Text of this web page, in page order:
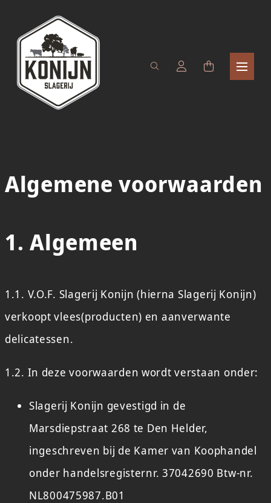
Algemene voorwaarden
1. Algemeen
1.1. V.O.F. Slagerij Konijn (hierna Slagerij Konijn)
verkoopt vlees(producten) en aanverwante
delicatessen.
1.2. In deze voorwaarden wordt verstaan onder:
Slagerij Konijn gevestigd in de
Marsdiepstraat 268 te Den Helder,
ingeschreven bij de Kamer van Koophandel
onder handelsregisternr. 37042690 Btw-nr.
NL800475987.B01